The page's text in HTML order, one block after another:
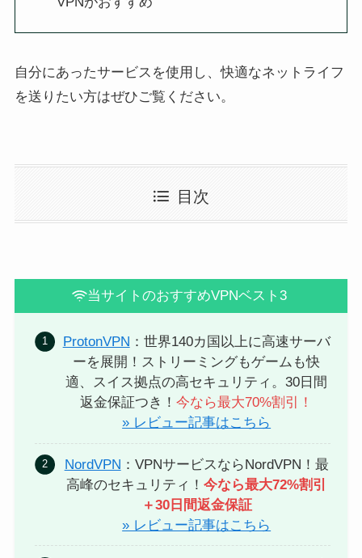
自分にあったサービスを使用し、快適なネットライフ
を送りたい方はぜひご覧ください。
目次
当サイトのおすすめVPNベスト3
ProtonVPN ：世界140カ国以上に高速サーバ
ーを展開！ストリーミングもゲームも快
適、スイス拠点の高セキュリティ。30日間
返金保証つき！今なら最大70%割引！
» レビュー記事はこちら
NordVPN ：VPNサービスならNordVPN！最
高峰のセキュリティ！今なら最大72%割引
＋30日間返金保証
» レビュー記事はこちら